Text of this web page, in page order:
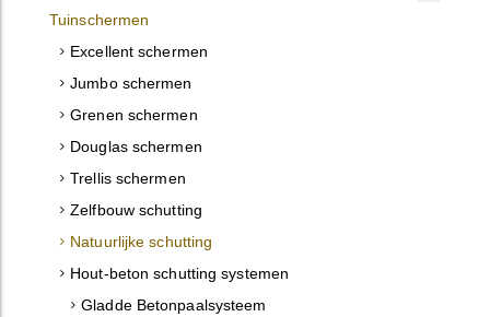
Tuinschermen
Excellent schermen
Jumbo schermen
Grenen schermen
Douglas schermen
Trellis schermen
Zelfbouw schutting
Natuurlijke schutting
Hout-beton schutting systemen
Gladde Betonpaalsysteem